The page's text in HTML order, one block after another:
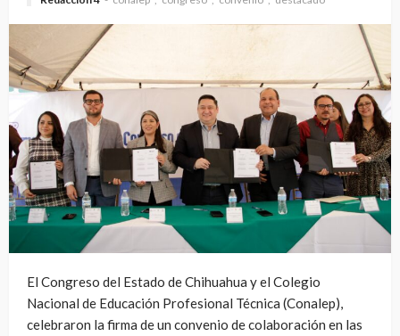
El Congreso del Estado de Chihuahua y el Colegio
Nacional de Educación Profesional Técnica (Conalep),
celebraron la firma de un convenio de colaboración en las